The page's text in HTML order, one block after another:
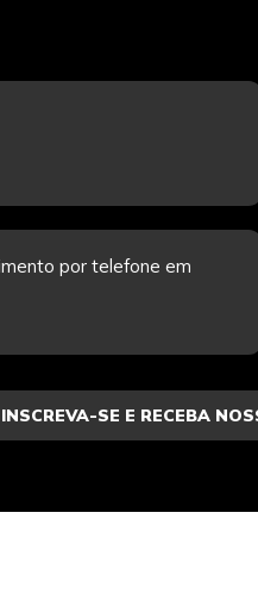
por telefone em